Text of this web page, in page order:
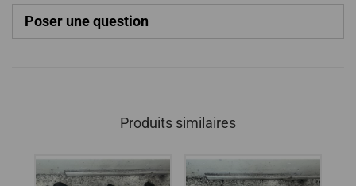
Poser une question
Produits similaires